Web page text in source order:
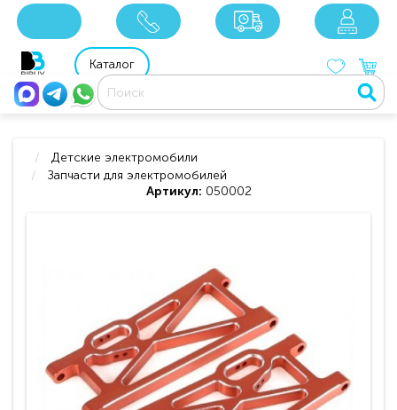
8 800 201 92 06
Каталог
Детские электромобили
Запчасти для электромобилей
Артикул: 050002
xxx